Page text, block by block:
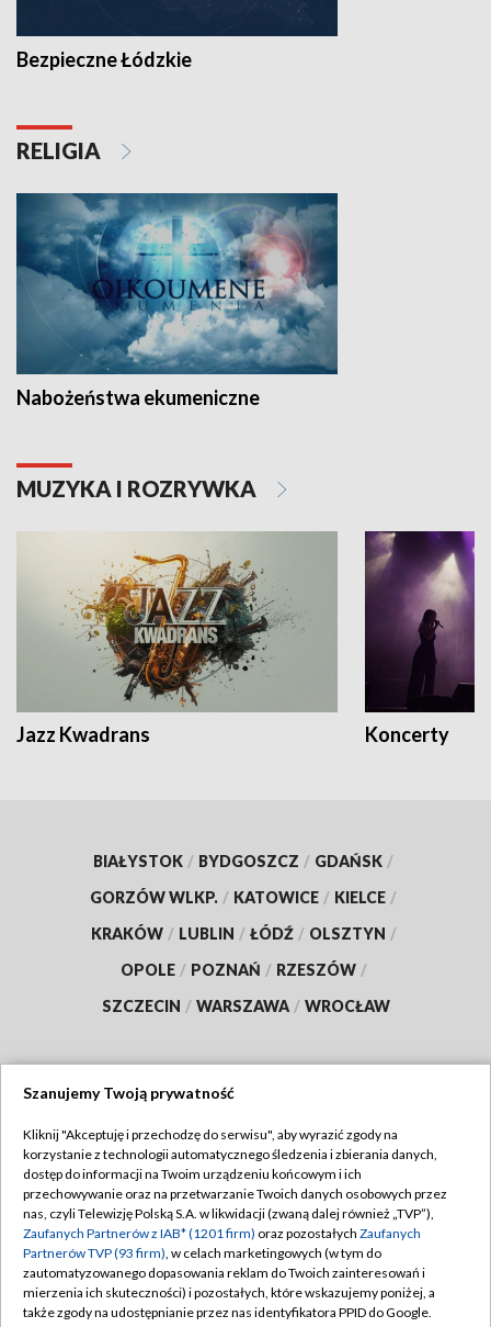
Bezpieczne Łódzkie
RELIGIA
Nabożeństwa ekumeniczne
MUZYKA I ROZRYWKA
Jazz Kwadrans Koncerty
BIAŁYSTOK / BYDGOSZCZ / GDAŃSK /
GORZÓW WLKP. / KATOWICE / KIELCE /
KRAKÓW / LUBLIN / ŁÓDŹ / OLSZTYN /
OPOLE / POZNAŃ / RZESZÓW /
SZCZECIN / WARSZAWA / WROCŁAW
TVP
Abonament TVP
Emisja w TVP
Centrum informacji TVP
Naziemna Telewizja Cyfrowa
Regulamin TVP
Polityka prywatności
Moje zgody
Pomoc
Szanujemy Twoją prywatność
Kliknij "Akceptuję i przechodzę do serwisu", aby wyrazić zgody na
korzystanie z technologii automatycznego śledzenia i zbierania danych,
dostęp do informacji na Twoim urządzeniu końcowym i ich
przechowywanie oraz na przetwarzanie Twoich danych osobowych przez
nas, czyli Telewizję Polską S.A. w likwidacji (zwaną dalej również „TVP”),
Zaufanych Partnerów z IAB* (1201 firm) oraz pozostałych Zaufanych
Partnerów TVP (93 firm), w celach marketingowych (w tym do
zautomatyzowanego dopasowania reklam do Twoich zainteresowań i
mierzenia ich skuteczności) i pozostałych, które wskazujemy poniżej, a
także zgody na udostępnianie przez nas identyfikatora PPID do Google.